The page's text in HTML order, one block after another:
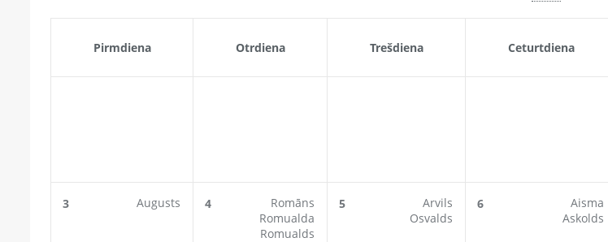
Pirmdiena Otrdiena Trešdiena Ceturtdiena
3 Augusts 4
Romāns
Romualda
Romualds
5
Arvils
Osvalds
6
Aisma
Askolds